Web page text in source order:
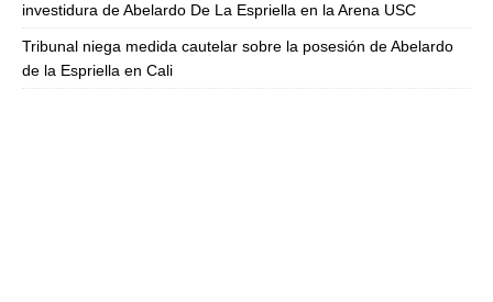
investidura de Abelardo De La Espriella en la Arena USC
Tribunal niega medida cautelar sobre la posesión de Abelardo
de la Espriella en Cali